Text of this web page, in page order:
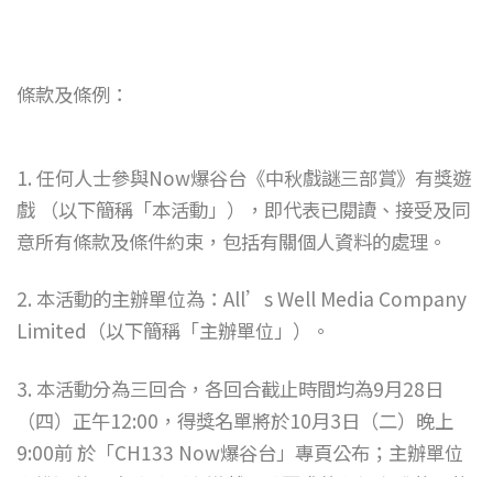
條款及條例：
1. 任何人士參與Now爆谷台《中秋戲謎三部賞》有獎遊
戲 （以下簡稱「本活動」），即代表已閱讀、接受及同
意所有條款及條件約束，包括有關個人資料的處理。
2. 本活動的主辦單位為：All’s Well Media Company
Limited（以下簡稱「主辦單位」）。
3. 本活動分為三回合，各回合截止時間均為9月28日
（四）正午12:00，得獎名單將於10月3日（二）晚上
9:00前 於「CH133 Now爆谷台」專頁公布；主辦單位